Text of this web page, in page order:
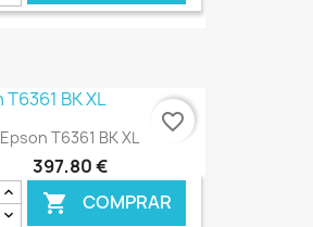
€ ONLINE
Epson T6361 BK XL
397,80 €
 COMPRAR
favorite_border